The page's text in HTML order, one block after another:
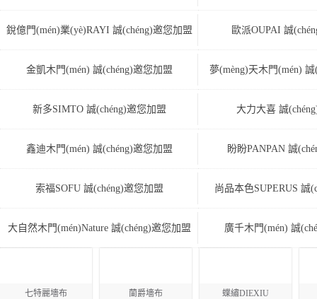
銳億門(mén)業(yè)RAYI 誠(chéng)邀您加盟 歐派OUPAI 誠
金凱木門(mén) 誠(chéng)邀您加盟 夢(mèng)天木門(mén)
新多SIMTO 誠(chéng)邀您加盟 大力大喜 誠
鑫迪木門(mén) 誠(chéng)邀您加盟 盼盼PANPAN 誠
索福SOFU 誠(chéng)邀您加盟 尚品本色SUPERUS 誠
大自然木門(mén)Nature 誠(chéng)邀您加盟 廣千木門(mén) 誠
七特麗墻布 蘭爵墻布 蝶繡DIEXIU